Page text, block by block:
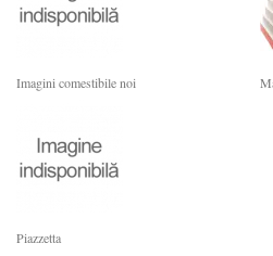
Imagini comestibile noi
Piazzetta